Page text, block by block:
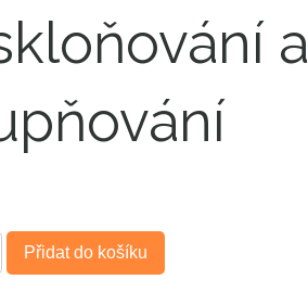
a
Přidat do košíku